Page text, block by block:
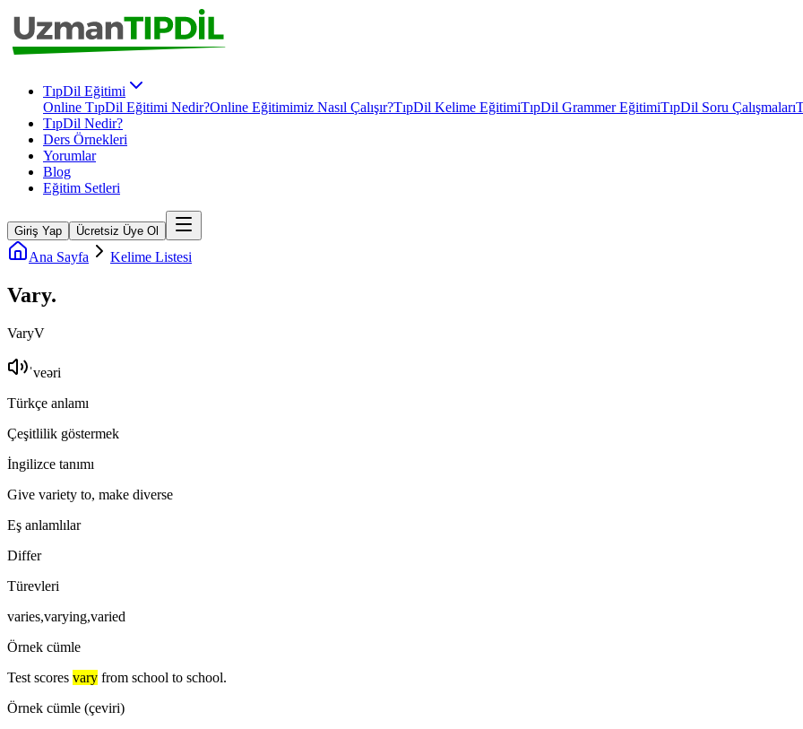
TıpDil Eğitimi
Online TıpDil Eğitimi Nedir?Online Eğitimimiz Nasıl Çalışır?TıpDil Kelime EğitimiTıpDil Grammer EğitimiTıpDil Soru Çalışmaları
TıpDil Nedir?
Ders Örnekleri
Yorumlar
Blog
Eğitim Setleri
Giriş Yap Ücretsiz Üye Ol
Ana Sayfa Kelime Listesi
Vary.
VaryV
ˈveəri
Türkçe anlamı
Çeşitlilik göstermek
İngilizce tanımı
Give variety to, make diverse
Eş anlamlılar
Differ
Türevleri
varies,varying,varied
Örnek cümle
Test scores vary from school to school.
Örnek cümle (çeviri)